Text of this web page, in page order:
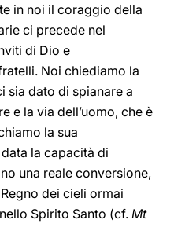
in noi il coraggio della
ci precede nel
di Dio e
Noi chiediamo la
sia dato di spianare a
e la via dell’uomo, che è
la sua
la capacità di
una reale conversione,
dei cieli ormai
Spirito Santo (cf. Mt